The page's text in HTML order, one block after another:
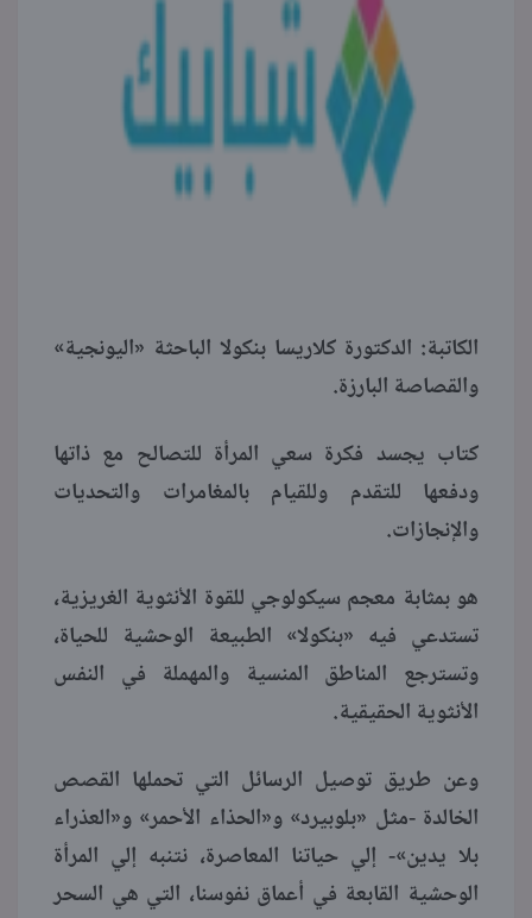
الكاتبة: الدكتورة كلاريسا بنكولا الباحثة «اليونجية»
والقصاصة البارزة.
كتاب يجسد فكرة سعي المرأة للتصالح مع ذاتها
ودفعها للتقدم وللقيام بالمغامرات والتحديات
والإنجازات.
هو بمثابة معجم سيكولوجي للقوة الأنثوية الغريزية،
تستدعي فيه «بنكولا» الطبيعة الوحشية للحياة،
وتسترجع المناطق المنسية والمهملة في النفس
الأنثوية الحقيقية.
وعن طريق توصيل الرسائل التي تحملها القصص
الخالدة -مثل «بلوبيرد» و«الحذاء الأحمر» و«العذراء
بلا يدين»- إلي حياتنا المعاصرة، نتنبه إلي المرأة
الوحشية القابعة في أعماق نفوسنا، التي هي السحر